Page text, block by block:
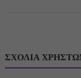
ΣΧΟΛΙΑ